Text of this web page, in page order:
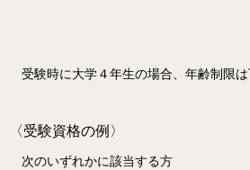
受験時に大学４年生の場合、年齢制限
〈受験資格の例〉
次のいずれかに該当する方